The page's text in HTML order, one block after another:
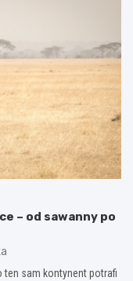
– od sawanny po
sam kontynent potrafi